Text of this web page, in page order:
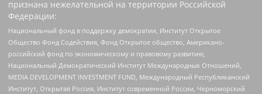
признана нежелательной на территории Российской
Федерации:
Национальный фонд в поддержку демократии, Институт Открытое
Общество Фонд Содействия, Фонд Открытое общество, Американо-
российский фонд по экономическому и правовому развитию,
Национальный Демократический Институт Международных Отношений,
MEDIA DEVELOPMENT INVESTMENT FUND, Международный Республиканский
Институт, Открытая Россия, Институт современной России, Черноморский